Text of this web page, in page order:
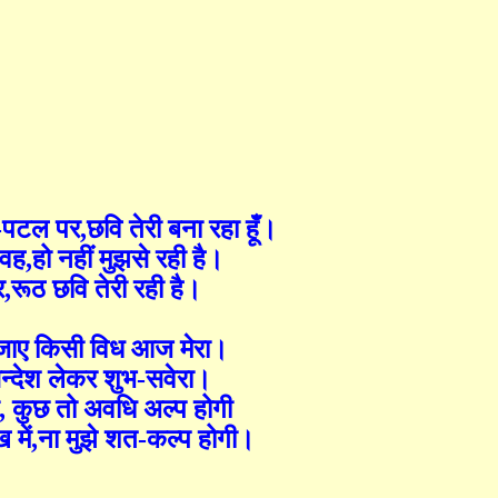
पटल पर,छवि तेरी बना रहा हूँ।
,हो नहीं मुझसे रही है।
,रूठ छवि तेरी रही है।
किसी विध आज मेरा।
लेकर शुभ-सवेरा।
, कुछ तो अवधि अल्प होगी
में,ना मुझे शत-कल्प होगी।